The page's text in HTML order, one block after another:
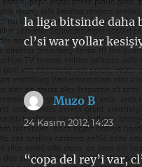
la liga bitsinde daha
cl’si war yollar
Muzo Bdedi
ki:
24 Kasım 2012, 14:23
“copa del rey’i var,